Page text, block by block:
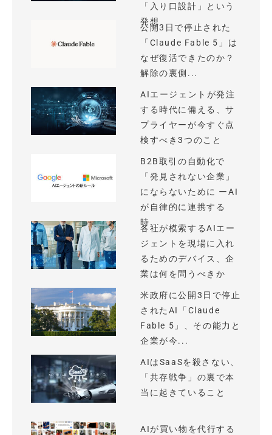
「入り口設計」という
発想
公開3日で停止された
「Claude Fable 5」は
なぜ復活できたのか？
解除の裏側...
AIエージェントが発注
する時代に備える、サ
プライヤーが今すぐ点
検すべき3つのこと
B2B取引の自動化で
「発見されない企業」
にならないために ーAI
が自律的に連携する
時...
各社が模索するAIエー
ジェントを現場に入れ
るためのデバイス、企
業は何を問うべきか
米政府に公開3日で停止
されたAI「Claude
Fable 5」、その能力と
企業が今...
AIはSaaSを殺さない、
「共存戦争」の裏で本
当に起きていること
AIが買い物を代行する